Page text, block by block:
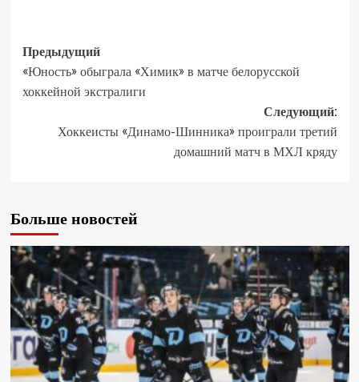
Предыдущий
«Юность» обыграла «Химик» в матче белорусской
хоккейной экстралиги
Следующий:
Хоккеисты «Динамо-Шинника» проиграли третий
домашний матч в МХЛ кряду
Больше новостей